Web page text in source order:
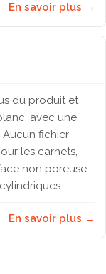
En savoir plus →
du produit et
avec une
fichier
les carnets,
non poreuse.
En savoir plus →